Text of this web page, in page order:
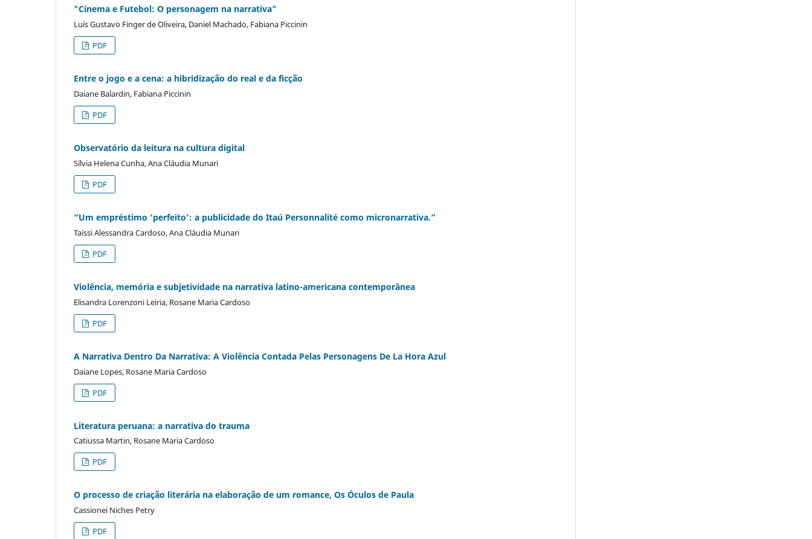
"Cinema e Futebol: O personagem na narrativa"
Luís Gustavo Finger de Oliveira, Daniel Machado, Fabiana Piccinin
PDF
Entre o jogo e a cena: a hibridização do real e da ficção
Daiane Balardin, Fabiana Piccinin
PDF
Observatório da leitura na cultura digital
Sílvia Helena Cunha, Ana Cláudia Munari
PDF
“Um empréstimo ‘perfeito’: a publicidade do Itaú Personnalité como micronarrativa.”
Taíssi Alessandra Cardoso, Ana Cláudia Munari
PDF
Violência, memória e subjetividade na narrativa latino-americana contemporânea
Elisandra Lorenzoni Leiria, Rosane Maria Cardoso
PDF
A Narrativa Dentro Da Narrativa: A Violência Contada Pelas Personagens De La Hora Azul
Daiane Lopes, Rosane Maria Cardoso
PDF
Literatura peruana: a narrativa do trauma
Catiussa Martin, Rosane Maria Cardoso
PDF
O processo de criação literária na elaboração de um romance, Os Óculos de Paula
Cassionei Niches Petry
PDF